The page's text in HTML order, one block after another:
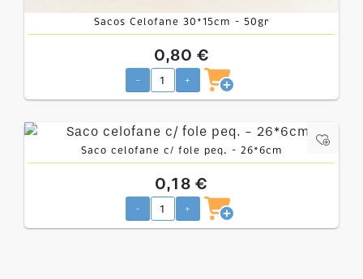
Sacos Celofane 30*15cm - 50gr
0,80 €
- +
Saco celofane c/ fole peq. - 26*6cm
0,18 €
- +